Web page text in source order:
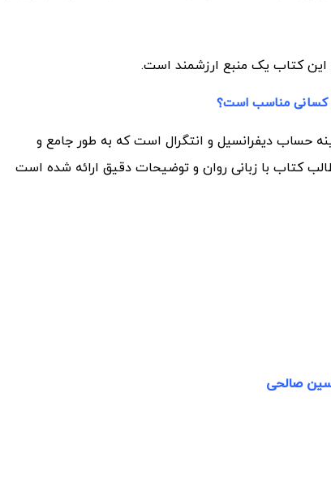
این کتاب یک منبع ارزشمند است.
کسانی مناسب است؟
حساب دیفرانسیل و انتگرال است که به طور جامع و
کتاب با زبانی روان و توضیحات دقیق ارائه شده است
صالحی